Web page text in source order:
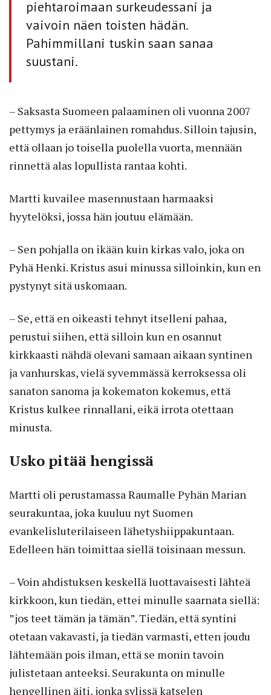
piehtaroimaan surkeudessani ja
vaivoin näen toisten hädän.
Pahimmillani tuskin saan sanaa
suustani.
– Saksasta Suomeen palaaminen oli vuonna 2007
pettymys ja eräänlainen romahdus. Silloin tajusin,
että ollaan jo toisella puolella vuorta, mennään
rinnettä alas lopullista rantaa kohti.
Martti kuvailee masennustaan harmaaksi
hyytelöksi, jossa hän joutuu elämään.
– Sen pohjalla on ikään kuin kirkas valo, joka on
Pyhä Henki. Kristus asui minussa silloinkin, kun en
pystynyt sitä uskomaan.
– Se, että en oikeasti tehnyt itselleni pahaa,
perustui siihen, että silloin kun en osannut
kirkkaasti nähdä olevani samaan aikaan syntinen
ja vanhurskas, vielä syvemmässä kerroksessa oli
sanaton sanoma ja kokematon kokemus, että
Kristus kulkee rinnallani, eikä irrota otettaan
minusta.
Usko pitää hengissä
Martti oli perustamassa Raumalle Pyhän Marian
seurakuntaa, joka kuuluu nyt Suomen
evankelisluterilaiseen lähetyshiippakuntaan.
Edelleen hän toimittaa siellä toisinaan messun.
– Voin ahdistuksen keskellä luottavaisesti lähteä
kirkkoon, kun tiedän, ettei minulle saarnata siellä:
”jos teet tämän ja tämän”. Tiedän, että syntini
otetaan vakavasti, ja tiedän varmasti, etten joudu
lähtemään pois ilman, että se monin tavoin
julistetaan anteeksi. Seurakunta on minulle
hengellinen äiti, jonka sylissä katselen